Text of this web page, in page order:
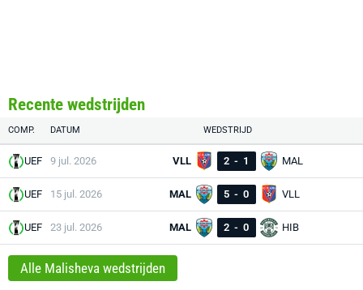
Recente wedstrijden
COMP. DATUM WEDSTRIJD
UEF 9 jul. 2026 VLL 2 - 1 MAL
UEF 15 jul. 2026 MAL 5 - 0 VLL
UEF 23 jul. 2026 MAL 2 - 0 HIB
Alle Malisheva wedstrijden